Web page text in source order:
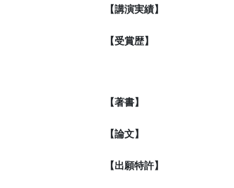
【講演実績】
【受賞歴】
【著書】
【論文】
【出願特許】